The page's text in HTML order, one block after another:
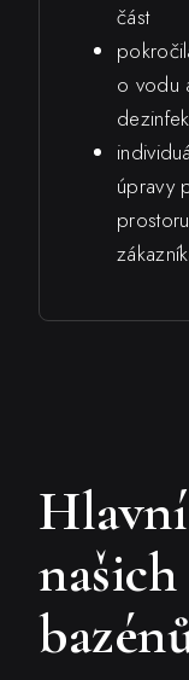
část
o vodu
úpravy
prostoru